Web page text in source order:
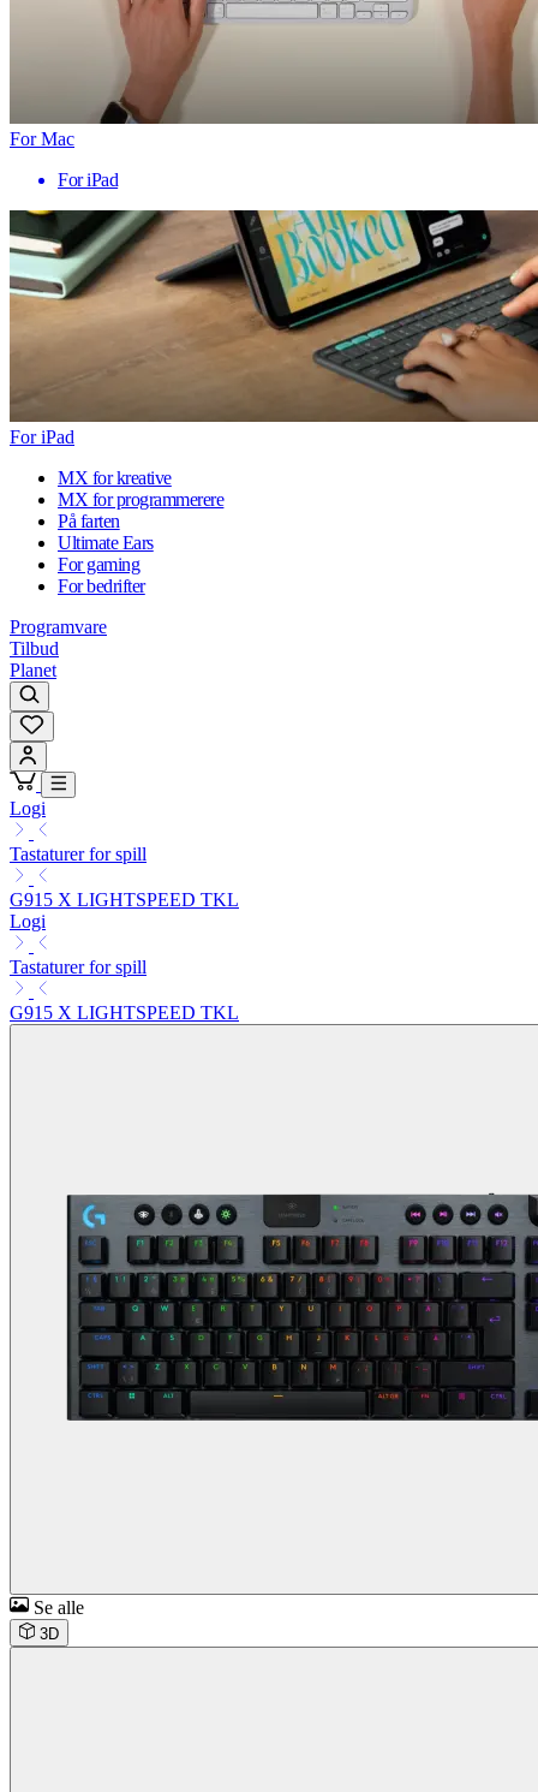
For Mac
For iPad
For iPad
MX for kreative
MX for programmerere
På farten
Ultimate Ears
For gaming
For bedrifter
Programvare
Tilbud
Planet
Logi
Tastaturer for spill
G915 X LIGHTSPEED TKL
Logi
Tastaturer for spill
G915 X LIGHTSPEED TKL
Se alle
3D